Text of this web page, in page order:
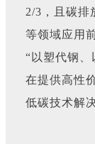
2/3，且碳排
等领域应用
“以塑代钢、
在提供高性
低碳技术解